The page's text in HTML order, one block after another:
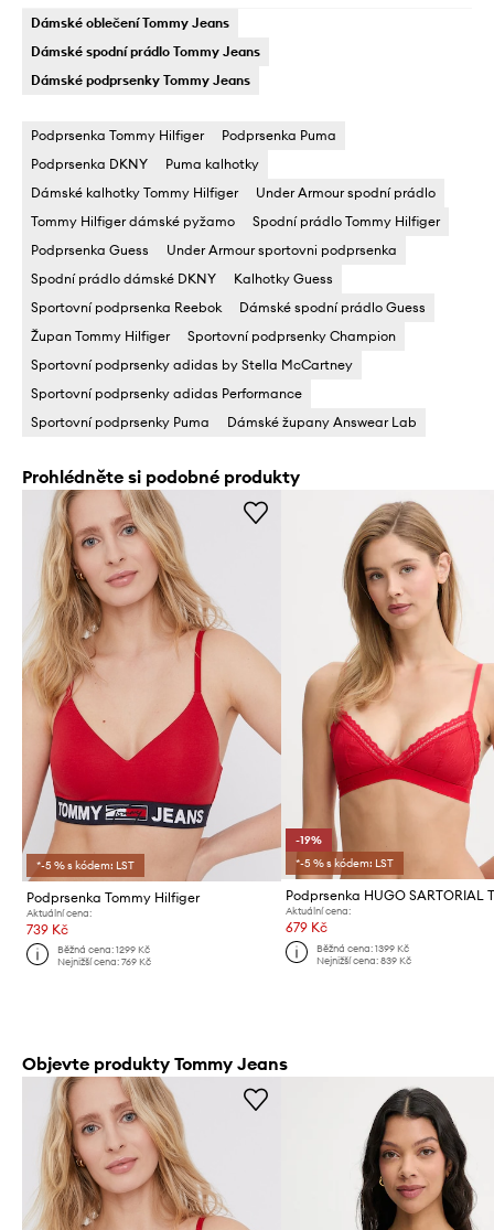
Dámské oblečení Tommy Jeans
Dámské spodní prádlo Tommy Jeans
Dámské podprsenky Tommy Jeans
Podprsenka Tommy Hilfiger
Podprsenka Puma
Podprsenka DKNY
Puma kalhotky
Dámské kalhotky Tommy Hilfiger
Under Armour spodní prádlo
Tommy Hilfiger dámské pyžamo
Spodní prádlo Tommy Hilfiger
Podprsenka Guess
Under Armour sportovni podprsenka
Spodní prádlo dámské DKNY
Kalhotky Guess
Sportovní podprsenka Reebok
Dámské spodní prádlo Guess
Župan Tommy Hilfiger
Sportovní podprsenky Champion
Sportovní podprsenky adidas by Stella McCartney
Sportovní podprsenky adidas Performance
Sportovní podprsenky Puma
Dámské župany Answear Lab
Prohlédněte si podobné produkty
*-5 % s kódem: LST
Podprsenka Tommy Hilfiger
Aktuální cena:
739 Kč
Běžná cena:1299 Kč
Nejnižší cena:769 Kč
-19%
*-5 % s kódem: LST
Aktuální cena:
679 Kč
Běžná cena: 1399 Kč
Nejnižší cena: 839 Kč
Objevte produkty Tommy Jeans